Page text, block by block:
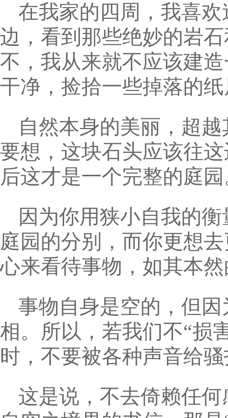
在我家的四周，我喜
边，看到那些绝妙的岩
不，我从来就不应该建
干净，捡拾一些掉落的
自然本身的美丽，超
要想，这块石头应该往
后这才是一个完整的庭
因为你用狭小自我的
庭园的分别，而你更想
心来看待事物，如其本
事物自身是空的，但
相。所以，若我们不“损
时，不要被各种声音给
这是说，不去倚赖任